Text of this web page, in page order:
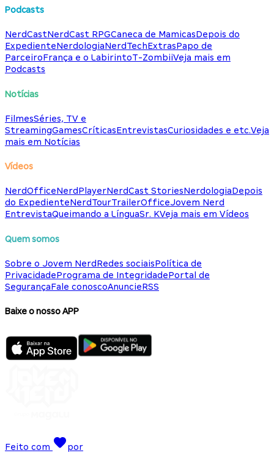
Podcasts
NerdCastNerdCast RPGCaneca de MamicasDepois do
ExpedienteNerdologiaNerdTechExtrasPapo de
ParceiroFrança e o LabirintoT-ZombiiVeja mais em
Podcasts
Notícias
FilmesSéries, TV e
StreamingGamesCríticasEntrevistasCuriosidades e etc.Veja
mais em Notícias
Vídeos
NerdOfficeNerdPlayerNerdCast StoriesNerdologiaDepois
do ExpedienteNerdTourTrailerOfficeJovem Nerd
EntrevistaQueimando a LínguaSr. KVeja mais em Vídeos
Quem somos
Sobre o Jovem NerdRedes sociaisPolítica de
PrivacidadePrograma de IntegridadePortal de
SegurançaFale conoscoAnuncieRSS
Baixe o nosso APP
Feito com
por